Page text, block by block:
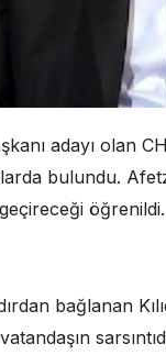
adayı olan
bulundu.
öğrenildi.
bağlanan